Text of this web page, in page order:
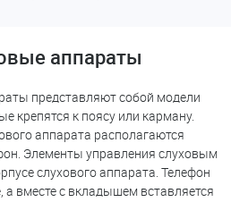
аппараты
представляют собой модели
крепятся к поясу или карману.
аппарата располагаются
Элементы управления слуховым
слухового аппарата. Телефон
а вместе с вкладышем вставляется